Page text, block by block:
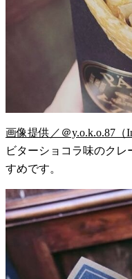
画像提供／＠y.o.k.o.87（
ビターショコラ味のク
すめです。